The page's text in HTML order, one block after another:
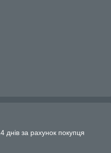
за рахунок покупця